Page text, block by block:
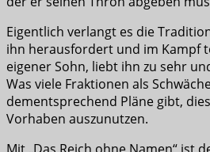
Eigentlich verlangt es die
ihn herausfordert und im Kampf
eigener Sohn, liebt ihn zu sehr
Was viele Fraktionen als
dementsprechend Pläne gibt,
Vorhaben auszunutzen.